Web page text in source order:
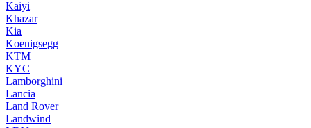
Kaiyi
Khazar
Kia
Koenigsegg
KTM
KYC
Lamborghini
Lancia
Land Rover
Landwind